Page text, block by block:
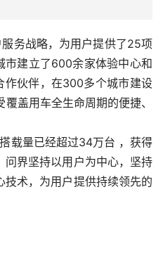
务战略，为用户提供了25项
建立了600余家体验中心和
作伙伴，在300多个城市建设
盖用车全生命周期的便捷、
载量已经超过34万台 ，获得
问界坚持以用户为中心，坚持
术，为用户提供持续领先的